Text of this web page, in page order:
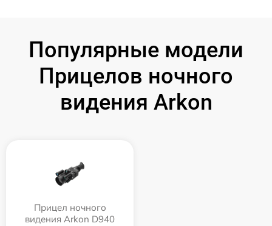
Популярные модели
Прицелов ночного
видения Arkon
Прицел ночного
видения Arkon D940